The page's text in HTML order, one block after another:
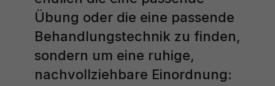
Übung oder die eine passende
Behandlungstechnik zu finden,
sondern um eine ruhige,
nachvollziehbare Einordnung: